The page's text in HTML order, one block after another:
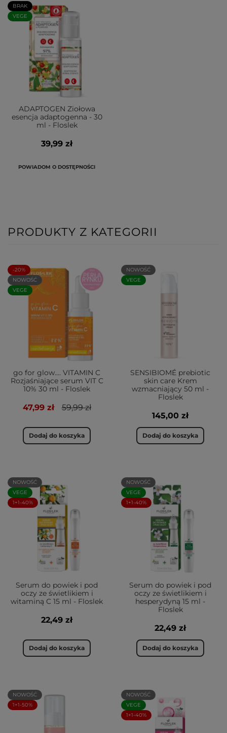
BRAK
VEGE
ADAPTOGEN Ziołowa
esencja adaptogenna - 30
ml - Floslek
39,99 zł
POWIADOM O DOSTĘPNOŚCI
PRODUKTY Z KATEGORII
-20%
NOWOŚĆ
VEGE
go for glow…. VITAMIN C
Rozjaśniające serum VIT C
10% 30 ml - Floslek
47,99 zł 59,99 zł
Dodaj do koszyka
NOWOŚĆ
VEGE
SENSIBIOMÉ prebiotic
skin care Krem
wzmacniający 50 ml -
Floslek
145,00 zł
Dodaj do koszyka
NOWOŚĆ
VEGE
1+1-40%
Serum do powiek i pod
oczy ze świetlikiem i
witaminą C 15 ml - Floslek
22,49 zł
Dodaj do koszyka
NOWOŚĆ
VEGE
1+1-40%
Serum do powiek i pod
oczy ze świetlikiem i
hesperydyną 15 ml -
Floslek
22,49 zł
Dodaj do koszyka
NOWOŚĆ
1+1-50%
NOWOŚĆ
VEGE
1+1-40%